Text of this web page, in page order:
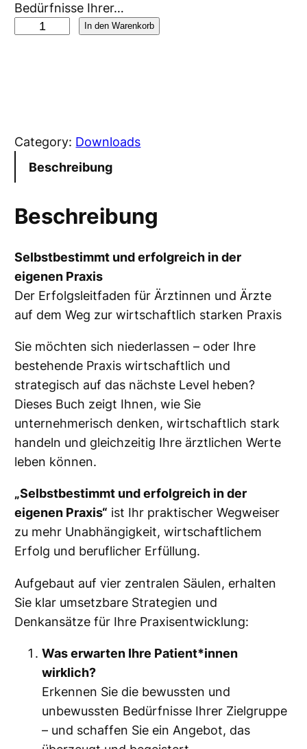
Bedürfnisse Ihrer…
b
s
m
t
u
n
e
r
f
o
l
g
r
e
i
c
h
n
d
e
In den Warenkorb
Category: Downloads
Beschreibung
Beschreibung
Selbstbestimmt und erfolgreich in der
eigenen Praxis
Der Erfolgsleitfaden für Ärztinnen und Ärzte
auf dem Weg zur wirtschaftlich starken Praxis
Sie möchten sich niederlassen – oder Ihre
bestehende Praxis wirtschaftlich und
strategisch auf das nächste Level heben?
Dieses Buch zeigt Ihnen, wie Sie
unternehmerisch denken, wirtschaftlich stark
handeln und gleichzeitig Ihre ärztlichen Werte
leben können.
„Selbstbestimmt und erfolgreich in der
eigenen Praxis“ ist Ihr praktischer Wegweiser
zu mehr Unabhängigkeit, wirtschaftlichem
Erfolg und beruflicher Erfüllung.
Aufgebaut auf vier zentralen Säulen, erhalten
Sie klar umsetzbare Strategien und
Denkansätze für Ihre Praxisentwicklung:
Was erwarten Ihre Patient*innen
wirklich?
Erkennen Sie die bewussten und
unbewussten Bedürfnisse Ihrer Zielgruppe
– und schaffen Sie ein Angebot, das